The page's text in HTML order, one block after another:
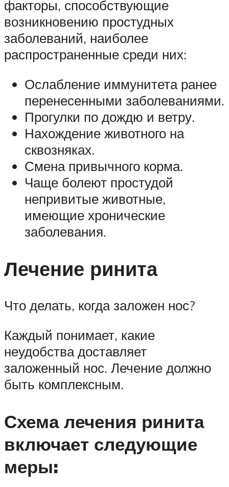
факторы, способствующие
возникновению простудных
заболеваний, наиболее
распространенные среди них:
Ослабление иммунитета ранее
перенесенными заболеваниями.
Прогулки по дождю и ветру.
Нахождение животного на
сквозняках.
Смена привычного корма.
Чаще болеют простудой
непривитые животные,
имеющие хронические
заболевания.
Лечение ринита
Что делать, когда заложен нос?
Каждый понимает, какие
неудобства доставляет
заложенный нос. Лечение должно
быть комплексным.
Схема лечения ринита
включает следующие
меры: